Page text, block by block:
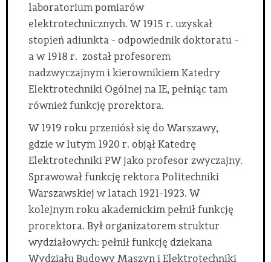
laboratorium pomiarów
elektrotechnicznych. W 1915 r. uzyskał
stopień adiunkta - odpowiednik doktoratu -
a w 1918 r. został profesorem
nadzwyczajnym i kierownikiem Katedry
Elektrotechniki Ogólnej na IE, pełniąc tam
również funkcję prorektora.
W 1919 roku przeniósł się do Warszawy,
gdzie w lutym 1920 r. objął Katedrę
Elektrotechniki PW jako profesor zwyczajny.
Sprawował funkcję rektora Politechniki
Warszawskiej w latach 1921-1923. W
kolejnym roku akademickim pełnił funkcję
prorektora. Był organizatorem struktur
wydziałowych: pełnił funkcję dziekana
Wydziału Budowy Maszyn i Elektrotechniki